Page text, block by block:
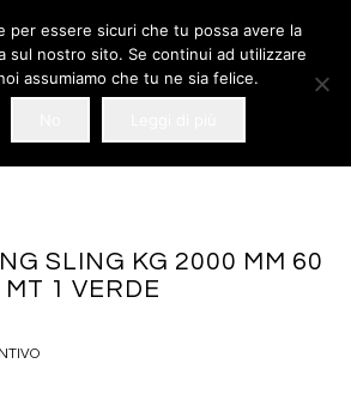
SLING KG 2000 MM 60
MT 1 VERDE
per essere sicuri che tu possa avere la
sul nostro sito. Se continui ad utilizzare
assumiamo che tu ne sia felice.